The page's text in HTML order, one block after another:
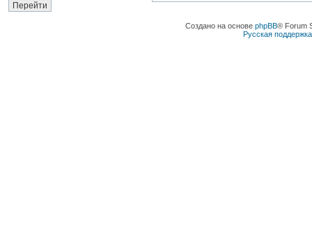
Создано на основе phpBB® Forum
Русская